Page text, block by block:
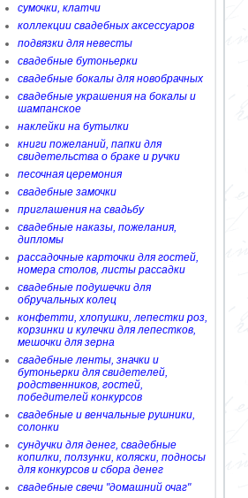
сумочки, клатчи
коллекции свадебных аксессуаров
подвязки для невесты
свадебные бутоньерки
свадебные бокалы для новобрачных
свадебные украшения на бокалы и
шампанское
наклейки на бутылки
книги пожеланий, папки для
свидетельства о браке и ручки
песочная церемония
свадебные замочки
приглашения на свадьбу
свадебные наказы, пожелания,
дипломы
рассадочные карточки для гостей,
номера столов, листы рассадки
свадебные подушечки для
обручальных колец
конфетти, хлопушки, лепестки роз,
корзинки и кулечки для лепестков,
мешочки для зерна
свадебные ленты, значки и
бутоньерки для свидетелей,
родственников, гостей,
победителей конкурсов
свадебные и венчальные рушники,
солонки
сундучки для денег, свадебные
копилки, ползунки, коляски, подносы
для конкурсов и сбора денег
свадебные свечи "домашний очаг"